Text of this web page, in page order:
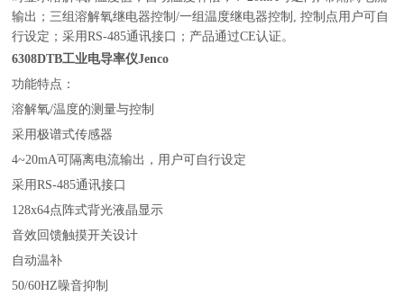
输出；三组溶解氧继电器控制/一组温度继电器控制, 控制点用户可自
行设定；采用RS-485通讯接口；产品通过CE认证。
6308DTB工业电导率仪Jenco
功能特点：
溶解氧/温度的测量与控制
采用极谱式传感器
4~20mA可隔离电流输出，用户可自行设定
采用RS-485通讯接口
128x64点阵式背光液晶显示
音效回馈触摸开关设计
自动温补
50/60HZ噪音抑制